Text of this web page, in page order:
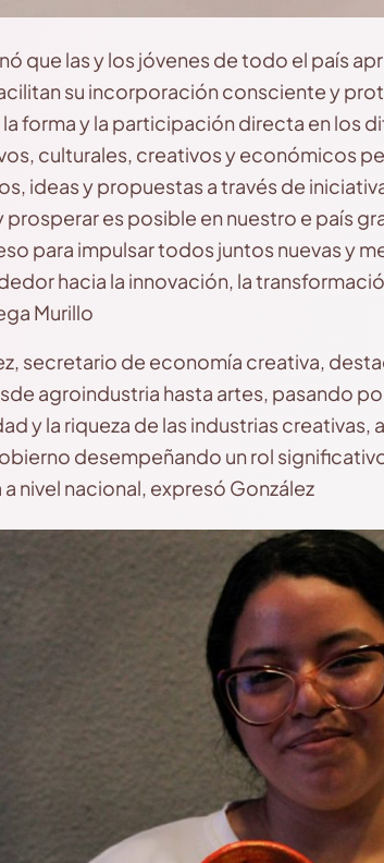
que las y los jóvenes de todo el país
su incorporación consciente y
forma y la participación directa en los
culturales, creativos y económicos
ideas y propuestas a través de
prosperar es posible en nuestro e país
para impulsar todos juntos nuevas y
hacia la innovación, la
Murillo
secretario de economía creativa,
agroindustria hasta artes, pasando
y la riqueza de las industrias
desempeñando un rol
nivel nacional, expresó González